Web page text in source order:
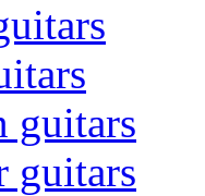
guitars
guitars